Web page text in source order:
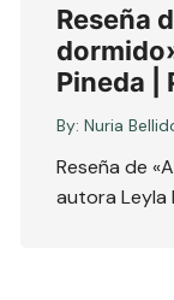
Reseña
Pineda |
By: Nuria
Reseña de
autora Leyla